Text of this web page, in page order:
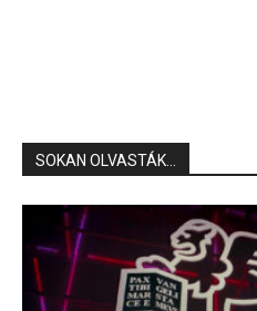
SOKAN OLVASTÁK...